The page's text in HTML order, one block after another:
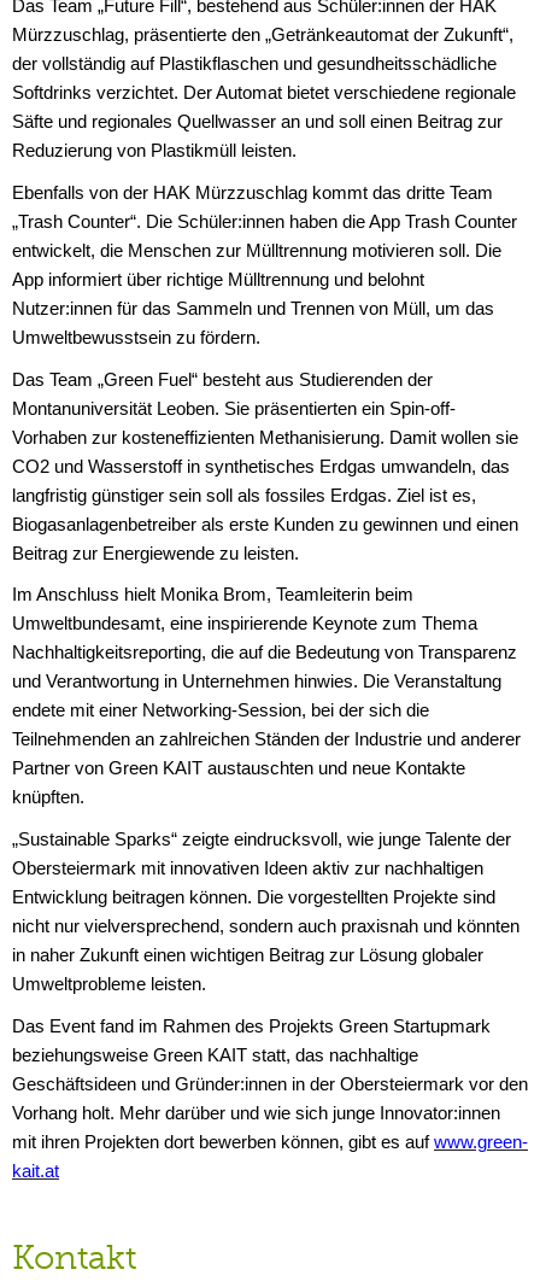
Das Team „Future Fill“, bestehend aus Schüler:innen der HAK
Mürzzuschlag, präsentierte den „Getränkeautomat der Zukunft“,
der vollständig auf Plastikflaschen und gesundheitsschädliche
Softdrinks verzichtet. Der Automat bietet verschiedene regionale
Säfte und regionales Quellwasser an und soll einen Beitrag zur
Reduzierung von Plastikmüll leisten.
Ebenfalls von der HAK Mürzzuschlag kommt das dritte Team
„Trash Counter“. Die Schüler:innen haben die App Trash Counter
entwickelt, die Menschen zur Mülltrennung motivieren soll. Die
App informiert über richtige Mülltrennung und belohnt
Nutzer:innen für das Sammeln und Trennen von Müll, um das
Umweltbewusstsein zu fördern.
Das Team „Green Fuel“ besteht aus Studierenden der
Montanuniversität Leoben. Sie präsentierten ein Spin-off-
Vorhaben zur kosteneffizienten Methanisierung. Damit wollen sie
CO2 und Wasserstoff in synthetisches Erdgas umwandeln, das
langfristig günstiger sein soll als fossiles Erdgas. Ziel ist es,
Biogasanlagenbetreiber als erste Kunden zu gewinnen und einen
Beitrag zur Energiewende zu leisten.
Im Anschluss hielt Monika Brom, Teamleiterin beim
Umweltbundesamt, eine inspirierende Keynote zum Thema
Nachhaltigkeitsreporting, die auf die Bedeutung von Transparenz
und Verantwortung in Unternehmen hinwies. Die Veranstaltung
endete mit einer Networking-Session, bei der sich die
Teilnehmenden an zahlreichen Ständen der Industrie und anderer
Partner von Green KAIT austauschten und neue Kontakte
knüpften.
„Sustainable Sparks“ zeigte eindrucksvoll, wie junge Talente der
Obersteiermark mit innovativen Ideen aktiv zur nachhaltigen
Entwicklung beitragen können. Die vorgestellten Projekte sind
nicht nur vielversprechend, sondern auch praxisnah und könnten
in naher Zukunft einen wichtigen Beitrag zur Lösung globaler
Umweltprobleme leisten.
Das Event fand im Rahmen des Projekts Green Startupmark
beziehungsweise Green KAIT statt, das nachhaltige
Geschäftsideen und Gründer:innen in der Obersteiermark vor den
Vorhang holt. Mehr darüber und wie sich junge Innovator:innen
mit ihren Projekten dort bewerben können, gibt es aufwww.green-
kait.at
Kontakt